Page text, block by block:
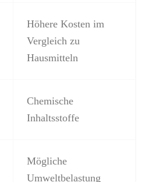
Höhere Kosten im
Vergleich zu
Hausmitteln
Chemische
Inhaltsstoffe
Mögliche
Umweltbelastung